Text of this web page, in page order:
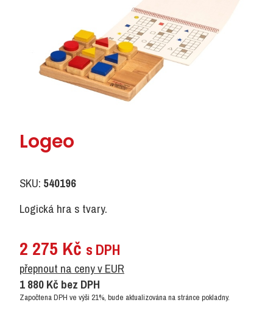
Logeo
SKU: 540196
Logická hra s tvary.
2 275 Kč s DPH
přepnout na ceny v EUR
1 880Kč bez DPH
Započtena DPH ve výši 21%, bude aktualizována na stránce pokladny.